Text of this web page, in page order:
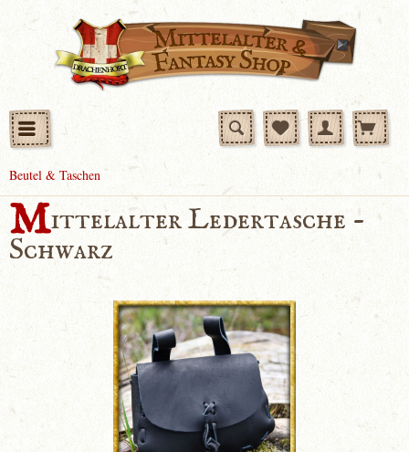
Beutel & Taschen
Mittelalter Ledertasche -
Schwarz